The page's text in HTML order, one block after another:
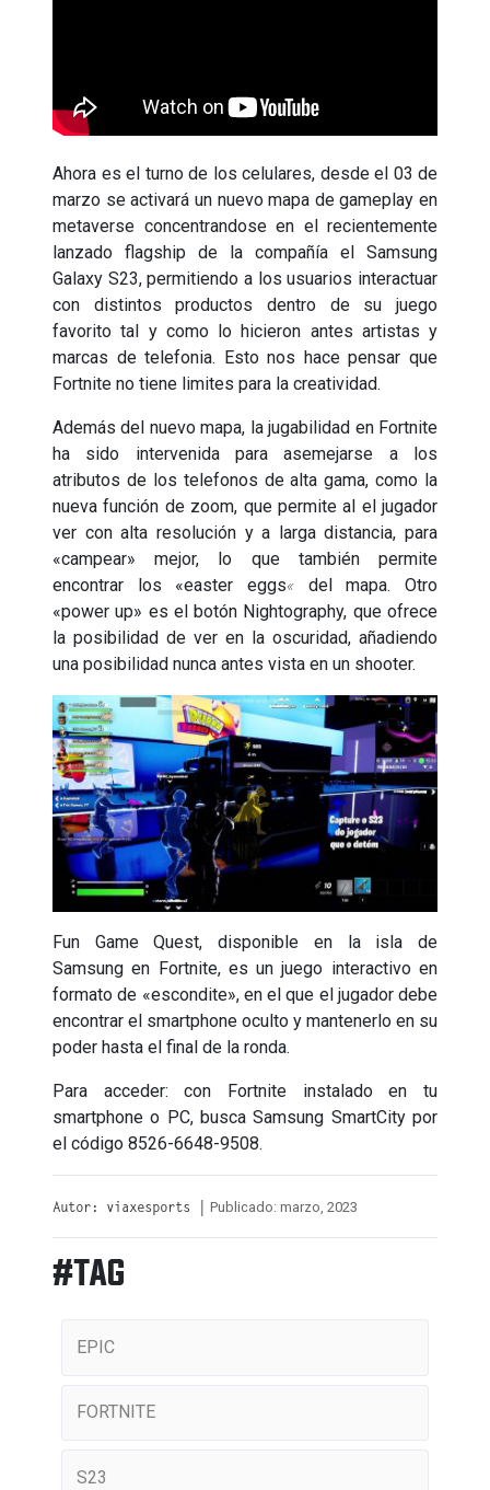
Ahora es el turno de los celulares, desde el 03 de
marzo se activará un nuevo mapa de gameplay en
metaverse concentrandose en el recientemente
lanzado flagship de la compañía el Samsung
Galaxy S23, permitiendo a los usuarios interactuar
con distintos productos dentro de su juego
favorito tal y como lo hicieron antes artistas y
marcas de telefonia. Esto nos hace pensar que
Fortnite no tiene limites para la creatividad.
Además del nuevo mapa, la jugabilidad en Fortnite
ha sido intervenida para asemejarse a los
atributos de los telefonos de alta gama, como la
nueva función de zoom, que permite al el jugador
ver con alta resolución y a larga distancia, para
«campear» mejor, lo que también permite
encontrar los «easter eggs« del mapa. Otro
«power up» es el botón Nightography, que ofrece
la posibilidad de ver en la oscuridad, añadiendo
una posibilidad nunca antes vista en un shooter.
Fun Game Quest, disponible en la isla de
Samsung en Fortnite, es un juego interactivo en
formato de «escondite», en el que el jugador debe
encontrar el smartphone oculto y mantenerlo en su
poder hasta el final de la ronda.
Para acceder: con Fortnite instalado en tu
smartphone o PC, busca Samsung SmartCity por
el código 8526-6648-9508.
Autor: viaxesports | Publicado: marzo, 2023
#TAG
EPIC
FORTNITE
S23